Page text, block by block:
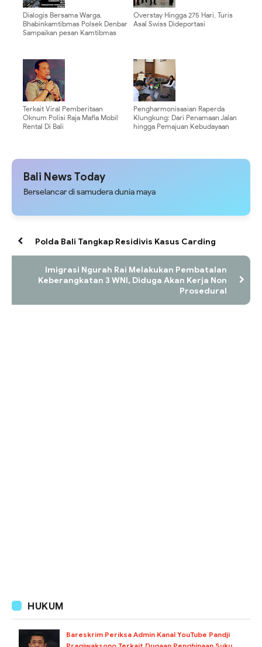
Dialogis Bersama Warga,
Bhabinkamtibmas Polsek Denbar
Sampaikan pesan Kamtibmas
Overstay Hingga 275 Hari, Turis
Asal Swiss Dideportasi
Terkait Viral Pemberitaan
Oknum Polisi Raja Mafia Mobil
Rental Di Bali
Pengharmonisasian Raperda
Klungkung: Dari Penamaan Jalan
hingga Pemajuan Kebudayaan
Bali News Today
Berselancar di samudera dunia maya
Polda Bali Tangkap Residivis Kasus Carding
Imigrasi Ngurah Rai Melakukan Pembatalan
Keberangkatan 3 WNI, Diduga Akan Kerja Non
Prosedural
HUKUM
Bareskrim Periksa Admin Kanal YouTube Pandji